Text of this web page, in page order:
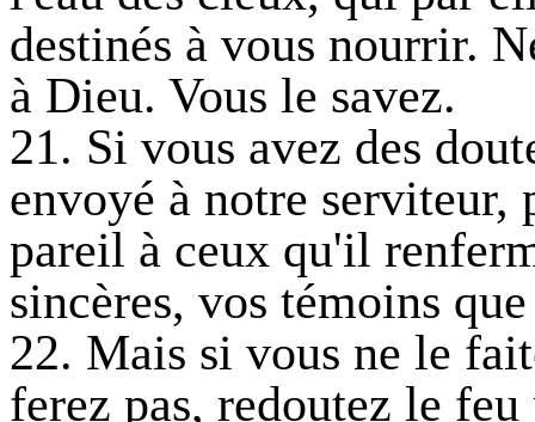
destinés à vous nourrir.
à Dieu. Vous le savez.
21. Si vous avez des
envoyé à notre serviteur,
pareil à ceux qu'il
sincères, vos témoins
22. Mais si vous ne le
ferez pas, redoutez le